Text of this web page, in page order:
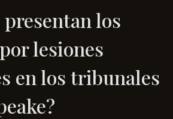
presentan los
lesiones
en los tribunales